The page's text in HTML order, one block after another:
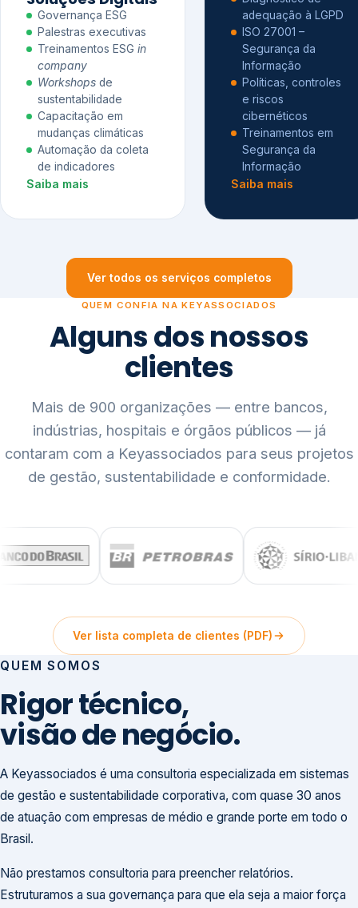
Governança ESG
Palestras executivas
Treinamentos ESG in
company
Workshops de
sustentabilidade
Capacitação em
mudanças climáticas
Automação da coleta
de indicadores
Saiba mais
adequação à LGPD
ISO 27001 –
Segurança da
Informação
Políticas, controles
e riscos
cibernéticos
Treinamentos em
Segurança da
Informação
Saiba mais
Ver todos os serviços completos
QUEM CONFIA NA KEYASSOCIADOS
Alguns dos nossos
clientes
Mais de 900 organizações — entre bancos,
indústrias, hospitais e órgãos públicos — já
contaram com a Keyassociados para seus projetos
de gestão, sustentabilidade e conformidade.
Ver lista completa de clientes (PDF)
QUEM SOMOS
Rigor técnico,
visão de negócio.
A Keyassociados é uma consultoria especializada em sistemas
de gestão e sustentabilidade corporativa, com quase 30 anos
de atuação com empresas de médio e grande porte em todo o
Brasil.
Não prestamos consultoria para preencher relatórios.
Estruturamos a sua governança para que ela seja a maior força